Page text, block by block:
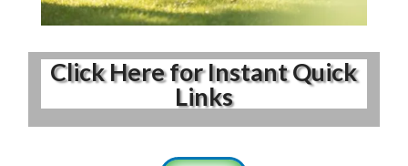
Click Here for Instant Quick
Links